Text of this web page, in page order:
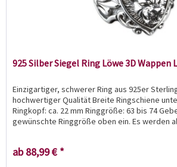
925 Silber Siegel Ring Löwe 3D Wappen
Einzigartiger, schwerer Ring aus 925er
hochwertiger Qualität Breite Ringschiene
Ringkopf: ca. 22 mm Ringgröße: 63 bis 74
gewünschte Ringgröße oben ein. Es werden
ab 88,99 € *